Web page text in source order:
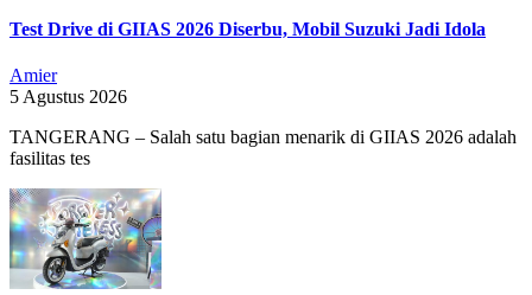
Test Drive di GIIAS 2026 Diserbu, Mobil Suzuki Jadi Idola
Amier
5 Agustus 2026
TANGERANG – Salah satu bagian menarik di GIIAS 2026 adalah
fasilitas tes